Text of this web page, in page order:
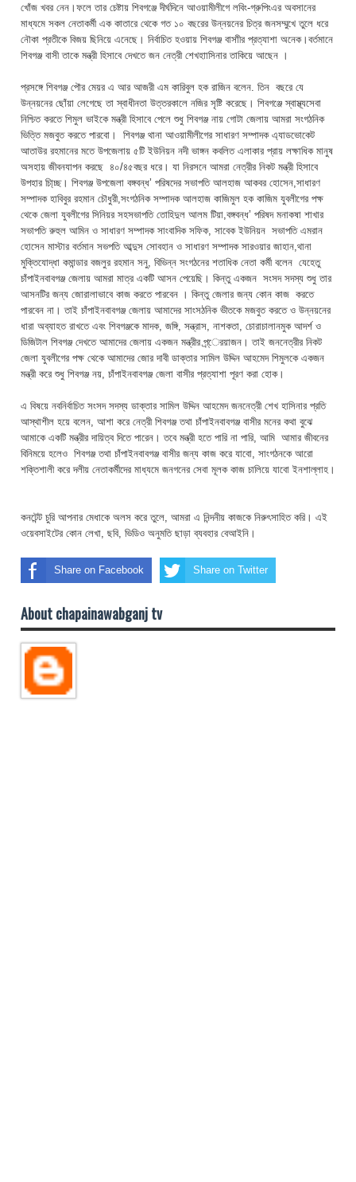
খোঁজ খবর নেন।ফলে তার চেষ্টায় শিবগঞ্জে দীর্ঘদিনে আওয়ামীলীগে লবিং-গ্রুপিংএর অবসানের
মাধ্যমে সকল নেতাকর্মী এক কাতারে থেকে গত ১০ বছরের উন্নয়নের চিত্র জনসম্মুখে তুলে ধরে
নৌকা প্রতীকে বিজয় ছিনিয়ে এনেছে। নির্বাচিত হওয়ায় শিবগঞ্জ বাসাীর প্রত্যাশা অনেক।বর্তমানে
শিবগঞ্জ বাসী তাকে মন্ত্রী হিসাবে দেখতে জন নেত্রী শেখহাাসিনার তাকিয়ে আছেন ।
প্রসঙ্গে শিবগঞ্জ পৌর মেয়র এ আর আজরী এম কারিবুল হক রাজিন বলেন. তিন বছরে যে
উন্নয়নের ছোঁয়া লেগেছে তা স্বাধীনতা উত্তরকালে নজির সৃষ্টি করেছে। শিবগঞ্জে স্বাস্থ্যসেবা
নিশ্চিত করতে শিমুল ভাইকে মন্ত্রী হিসাবে পেলে শুধু শিবগঞ্জ নায় গোটা জেলায় আমরা সংগঠনিক
ভিত্তি মজবুত করতে পারবো। শিবগঞ্জ থানা আওয়ামীলীগের সাধারণ সম্পাদক এ্যাডভোকেট
আতাউর রহমানের মতে উপজেলায় ৫টি ইউনিয়ন নদী ভাঙ্গন কবলিত এলাকার প্রায় লক্ষাধিক মানুষ
অসহায় জীবনযাপন করছে ৪০/৪৫বছর ধরে। যা নিরসনে আমরা নেত্রীর নিকট মন্ত্রী হিসাবে
উপহার চা্িচ্ছ। শিবগঞ্জ উপজেলা বঙ্গবন্ধ’ পরিষদের সভাপতি আলহাজ আকবর হোসেন,সাধারণ
সম্পাদক হাবিবুর রহমান চৌধুরী,সংগঠনিক সম্পাদক আলহাজ কাজিমুল হক কাজিম যুবলীগের পক্ষ
থেকে জেলা যুবলীগের সিনিয়র সহসভাপতি তোহিদুল আলম টিয়া,বঙ্গবন্ধ’ পরিষদ মনাকষা শাখার
সভাপতি রুহুল আমিন ও সাধারণ সম্পাদক সাংবাদিক সফিক, সাবেক ইউনিয়ন সভাপতি এমরান
হোসেন মাস্টার বর্তমান সভপতি আব্দুস সোবহান ও সাধারণ সম্পাদক সারওয়ার জাহান,থানা
মুক্তিযোদ্ধা কমান্ডার বজলুর রহমান সনু, বিভিন্ন সংগঠনের শতাধিক নেতা কর্মী বলেন যেহেতু
চাঁপাইনবাবগঞ্জ জেলায় আমরা মাত্র একটি আসন পেয়েছি। কিন্তু একজন সংসদ সদস্য শুধু তার
আসনটির জন্য জোরালাভাবে কাজ করতে পারবেন । কিন্তু জেলার জন্য কোন কাজ করতে
পারবেন না। তাই চাঁপাইনবাবগঞ্জ জেলায় আমাদের সাংসঠনিক ভীতকে মজবুত করতে ও উন্নয়নের
ধারা অব্যাহত রাখতে এবং শিবগঞ্জকে মাদক, জঙ্গি, সন্ত্রাস, নাশকতা, চোরাচালানমুক আদর্শ ও
ডিজিটাল শিবগঞ্জ দেখতে আমাদের জেলায় একজন মন্ত্রীর প্র্েরয়াজন। তাই জননেত্রীর নিকট
জেলা যুবলীগের পক্ষ থেকে আমাদের জোর দাবী ডাক্তার সামিল উদ্দিন আহমেদ শিমুলকে একজন
মন্ত্রী করে শুধু শিবগঞ্জ নয়, চাঁপাইনবাবগঞ্জ জেলা বাসীর প্রত্যাশা পূরণ করা হোক।
এ বিষয়ে নবনির্বাচিত সংসদ সদস্য ডাক্তার সামিল উদ্দিন আহমেদ জননেত্রী শেখ হাসিনার প্রতি
আস্থাশীল হয়ে বলেন, আশা করে নেত্রী শিবগঞ্জ তথা চাঁপাইনবাবগঞ্জ বাসীর মনের কথা বুঝে
আমাকে একটি মন্ত্রীর দায়িত্ব দিতে পারেন। তবে মন্ত্রী হতে পারি না পারি, আমি আমার জীবনের
বিনিময়ে হলেও শিবগঞ্জ তথা চাঁপাইনবাবগঞ্জ বাসীর জন্য কাজ করে যাবো, সাংগঠনকে আরো
শক্তিশালী করে দলীয় নেতাকর্মীদের মাধ্যমে জনগনের সেবা মূলক কাজ চালিয়ে যাবো ইনশাল্লাহ।
কনটেন্ট চুরি আপনার মেধাকে অলস করে তুলে, আমরা এ নিন্দনীয় কাজকে নিরুৎসাহিত করি। এই
ওয়েবসাইটের কোন লেখা, ছবি, ভিডিও অনুমতি ছাড়া ব্যবহার বেআইনি।
Share on Facebook Share on Twitter
About chapainawabganj tv